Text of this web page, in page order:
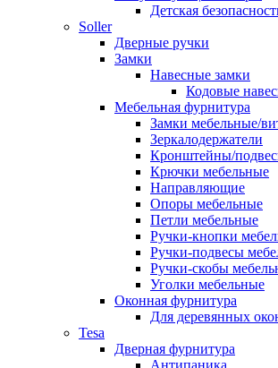
Детская
Soller
Дверные ручки
Замки
Навесные замки
Кодовые
Мебельная фурнитура
Замки мебельные/
Зеркалодержатели
Кронштейны/
Крючки мебельные
Направляющие
Опоры мебельные
Петли мебельные
Ручки-кнопки
Ручки-подвесы
Ручки-скобы
Уголки мебельные
Оконная фурнитура
Для деревянных
Tesa
Дверная фурнитура
Антипаника